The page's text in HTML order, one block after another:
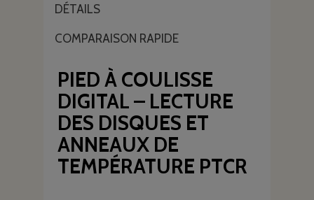
DÉTAILS
COMPARAISON RAPIDE
PIED À COULISSE
DIGITAL – LECTURE
DES DISQUES ET
ANNEAUX DE
TEMPÉRATURE PTCR